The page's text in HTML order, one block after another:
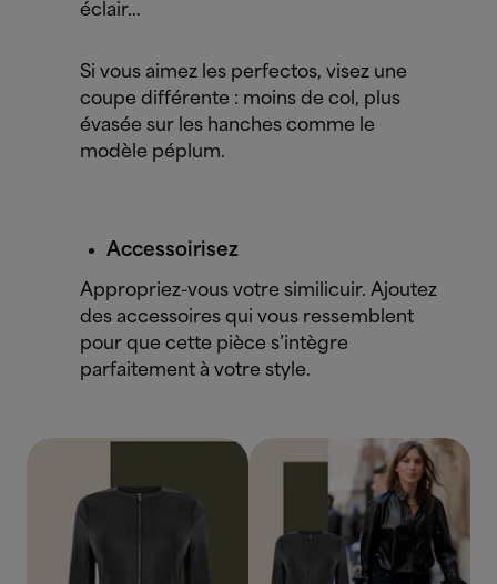
éclair…
Si vous aimez les perfectos, visez une
coupe différente : moins de col, plus
évasée sur les hanches comme le
modèle péplum.
Accessoirisez
Appropriez-vous votre similicuir. Ajoutez
des accessoires qui vous ressemblent
pour que cette pièce s’intègre
parfaitement à votre style.